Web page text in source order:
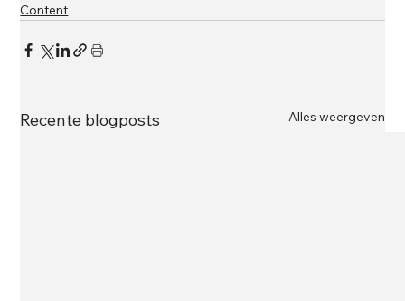
Content
Recente blogposts Alles weergeven